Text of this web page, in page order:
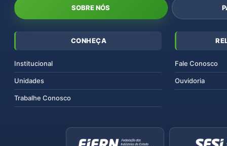
SOBRE NÓS
CONHEÇA
Institucional
Unidades
Trabalhe Conosco
Fale Conosco
Ouvidoria